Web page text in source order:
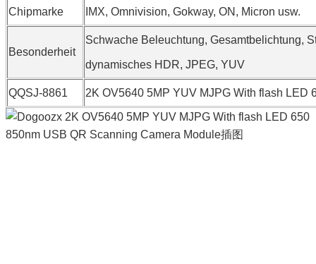
Chipmarke IMX, Omnivision, Gokway, ON, Micron usw.
Besonderheit
Schwache Beleuchtung, Gesamtbelichtung,
dynamisches HDR, JPEG, YUV
QQSJ-8861 2K OV5640 5MP YUV MJPG With flash